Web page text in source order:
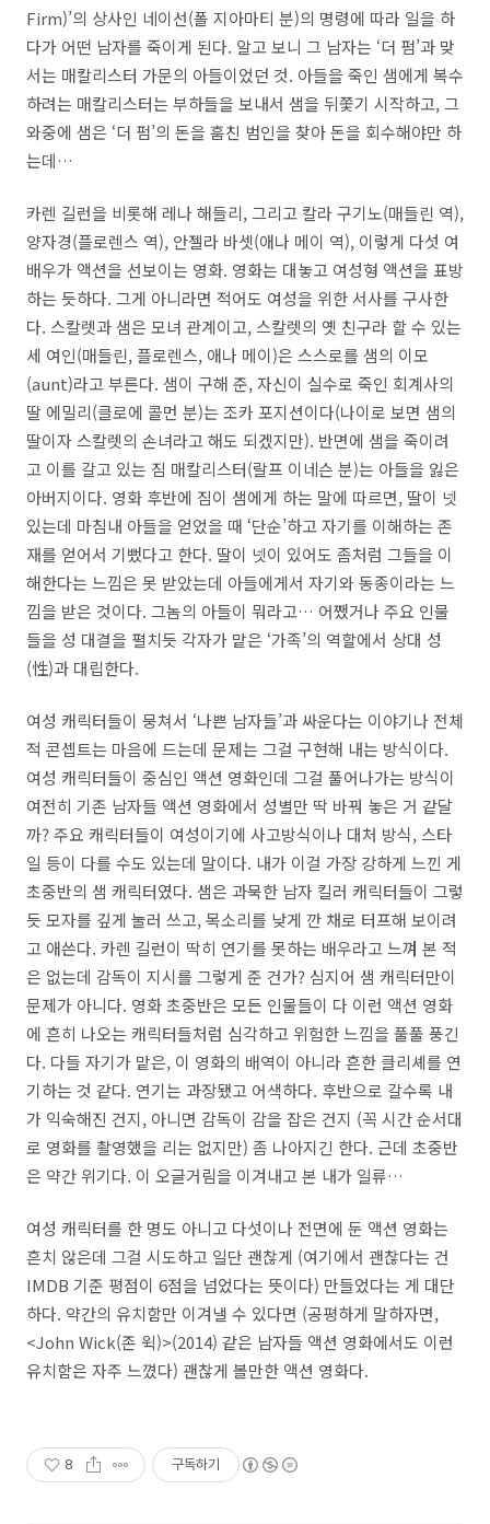
Firm)’의 상사인 네이선(폴 지아마티 분)의 명령에 따라 일을 하
다가 어떤 남자를 죽이게 된다. 알고 보니 그 남자는 ‘더 펌’과 맞
서는 매칼리스터 가문의 아들이었던 것. 아들을 죽인 샘에게 복수
하려는 매칼리스터는 부하들을 보내서 샘을 뒤쫓기 시작하고, 그
와중에 샘은 ‘더 펌’의 돈을 훔친 범인을 찾아 돈을 회수해야만 하
는데…
카렌 길런을 비롯해 레나 해들리, 그리고 칼라 구기노(매들린 역),
양자경(플로렌스 역), 안젤라 바셋(애나 메이 역), 이렇게 다섯 여
배우가 액션을 선보이는 영화. 영화는 대놓고 여성형 액션을 표방
하는 듯하다. 그게 아니라면 적어도 여성을 위한 서사를 구사한
다. 스칼렛과 샘은 모녀 관계이고, 스칼렛의 옛 친구라 할 수 있는
세 여인(매들린, 플로렌스, 애나 메이)은 스스로를 샘의 이모
(aunt)라고 부른다. 샘이 구해 준, 자신이 실수로 죽인 회계사의
딸 에밀리(클로에 콜먼 분)는 조카 포지션이다(나이로 보면 샘의
딸이자 스칼렛의 손녀라고 해도 되겠지만). 반면에 샘을 죽이려
고 이를 갈고 있는 짐 매칼리스터(랄프 이네슨 분)는 아들을 잃은
아버지이다. 영화 후반에 짐이 샘에게 하는 말에 따르면, 딸이 넷
있는데 마침내 아들을 얻었을 때 ‘단순’하고 자기를 이해하는 존
재를 얻어서 기뻤다고 한다. 딸이 넷이 있어도 좀처럼 그들을 이
해한다는 느낌은 못 받았는데 아들에게서 자기와 동종이라는 느
낌을 받은 것이다. 그놈의 아들이 뭐라고… 어쨌거나 주요 인물
들을 성 대결을 펼치듯 각자가 맡은 ‘가족’의 역할에서 상대 성
(性)과 대립한다.
여성 캐릭터들이 뭉쳐서 ‘나쁜 남자들’과 싸운다는 이야기나 전체
적 콘셉트는 마음에 드는데 문제는 그걸 구현해 내는 방식이다.
여성 캐릭터들이 중심인 액션 영화인데 그걸 풀어나가는 방식이
여전히 기존 남자들 액션 영화에서 성별만 딱 바꿔 놓은 거 같달
까? 주요 캐릭터들이 여성이기에 사고방식이나 대처 방식, 스타
일 등이 다를 수도 있는데 말이다. 내가 이걸 가장 강하게 느낀 게
초중반의 샘 캐릭터였다. 샘은 과묵한 남자 킬러 캐릭터들이 그렇
듯 모자를 깊게 눌러 쓰고, 목소리를 낮게 깐 채로 터프해 보이려
고 애쓴다. 카렌 길런이 딱히 연기를 못하는 배우라고 느껴 본 적
은 없는데 감독이 지시를 그렇게 준 건가? 심지어 샘 캐릭터만이
문제가 아니다. 영화 초중반은 모든 인물들이 다 이런 액션 영화
에 흔히 나오는 캐릭터들처럼 심각하고 위험한 느낌을 풀풀 풍긴
다. 다들 자기가 맡은, 이 영화의 배역이 아니라 흔한 클리셰를 연
기하는 것 같다. 연기는 과장됐고 어색하다. 후반으로 갈수록 내
가 익숙해진 건지, 아니면 감독이 감을 잡은 건지 (꼭 시간 순서대
로 영화를 촬영했을 리는 없지만) 좀 나아지긴 한다. 근데 초중반
은 약간 위기다. 이 오글거림을 이겨내고 본 내가 일류…
여성 캐릭터를 한 명도 아니고 다섯이나 전면에 둔 액션 영화는
흔치 않은데 그걸 시도하고 일단 괜찮게 (여기에서 괜찮다는 건
IMDB 기준 평점이 6점을 넘었다는 뜻이다) 만들었다는 게 대단
하다. 약간의 유치함만 이겨낼 수 있다면 (공평하게 말하자면,
<John Wick(존 윅)>(2014) 같은 남자들 액션 영화에서도 이런
유치함은 자주 느꼈다) 괜찮게 볼만한 액션 영화다.
8 구독하기